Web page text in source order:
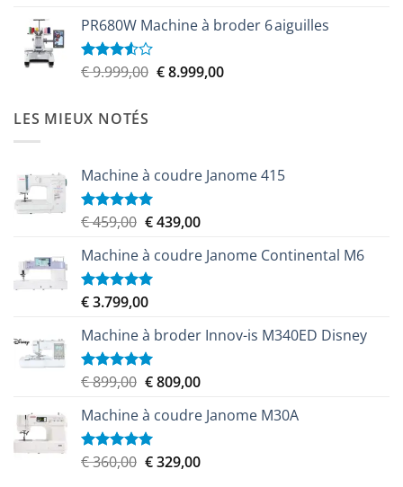
5
initial
€ 6.100,00.
actuel
€ 5.579,00.
PR680W Machine à broder 6 aiguilles
Note
€9.999,00 Le
€8.999,00Le
LES MIEUX NOTÉS
Machine à coudre Janome 415
Note5.00
€459,00 Le
initial
était :
€ 459,00.
€439,00Le
actuel
Machine à coudre Janome Continental M6
Note5.00
€3.799,00
Machine à broder Innov-is M340ED Disney
Note5.00
€899,00 Le
initial
était :
€ 899,00.
€809,00Le
actuel
€ 809,00.
Machine à coudre Janome M30A
Note5.00
€360,00 Le
€329,00Le